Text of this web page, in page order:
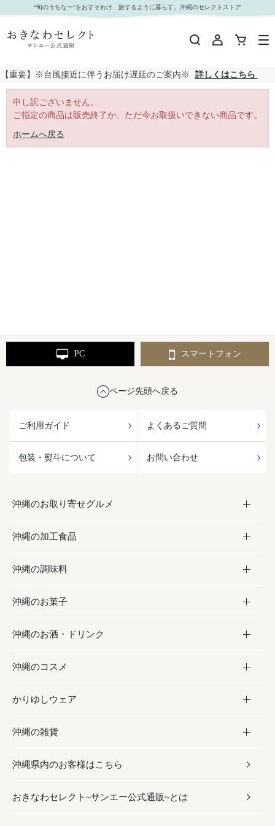
｜おきなわセレクト サンエー公式通販
“旬のうちなー”をおすそわけ 旅するように暮らす、沖縄のセレクトストア
【重要】※台風接近に伴うお届け遅延のご案内※ 詳しくはこちら
申し訳ございません。
ご指定の商品は販売終了か、ただ今お取扱いできない商品です。
ホームへ戻る
PC スマートフォン
ページ先頭へ戻る
ご利用ガイド よくあるご質問
包装・熨斗について お問い合わせ
沖縄のお取り寄せグルメ
お取り寄せグルメ
フルーツ・野菜
お肉
海産物
沖縄の加工食品
加工食品
缶詰／パウチ
沖縄料理
沖縄そば／乾麺
レトルト食品
乾物／粉類
沖縄の調味料
調味料
砂糖／黒砂糖
塩
お酢／ドレッシング
しょうゆ
みそ
だし／スパイス／島唐辛子
沖縄のお菓子
お菓子
黒糖
ちんすこう
伝統菓子
スナック
おつまみ
沖縄のお酒・ドリンク
お酒・ドリンク
泡盛
ビール・チューハイ
ワイン・ウィスキー・カクテル
ドリンク
沖縄のコスメ
コスメ
スキンケア
ボディケア
ヘアケア
かりゆしウェア
かりゆしウェア
メンズ
レディース
沖縄の雑貨
雑貨
沖縄ファッション
沖縄県内のお客様はこちら
おきなわセレクト~サンエー公式通販~とは